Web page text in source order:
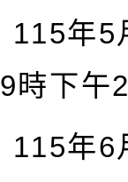
115年5
9時下午
115年6